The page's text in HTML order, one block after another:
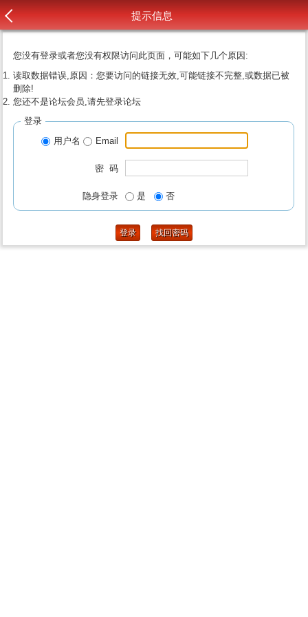
提示信息
您没有登录或者您没有权限访问此页面，可能如下几个原因:
读取数据错误,原因：您要访问的链接无效,可能链接不完整,或数据已被
删除!
您还不是论坛会员,请先登录论坛
登录
用户名
Email
密 码
隐身登录 是 否